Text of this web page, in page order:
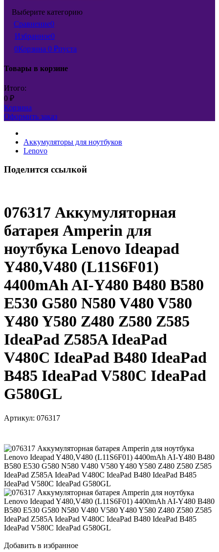
Выберите категорию
Сравнение0
Избранное0
0Корзина 0 ₽пуста
Товары в корзине
Итого:
0 ₽
Корзина
Оформить заказ
Аккумуляторы для ноутбуков
Lenovo
Поделится ссылкой
076317 Аккумуляторная
батарея Amperin для
ноутбука Lenovo Ideapad
Y480,V480 (L11S6F01)
4400mAh AI-Y480 B480 B580
E530 G580 N580 V480 V580
Y480 Y580 Z480 Z580 Z585
IdeaPad Z585A IdeaPad
V480C IdeaPad B480 IdeaPad
B485 IdeaPad V580C IdeaPad
G580GL
Артикул: 076317
Добавить в избранное